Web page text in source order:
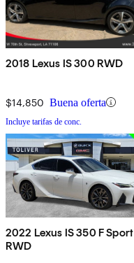
2018 Lexus IS 300 RWD
$14,850 Buena oferta
Incluye tarifas de conc.
2022 Lexus IS 350 F Sport
RWD